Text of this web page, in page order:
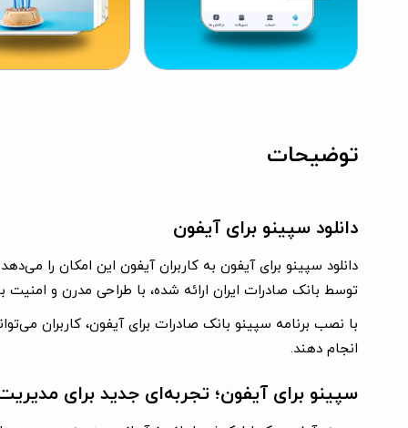
توضیحات
دانلود سپینو برای آیفون
دانلود سپینو برای آیفون به کاربران آیفون این امکان را
توسط بانک صادرات ایران ارائه شده، با طراحی مدرن و امنیت
با نصب برنامه سپینو بانک صادرات برای آیفون، کاربران
انجام دهند.
سپینو برای آیفون؛ تجربه‌ای جدید برای